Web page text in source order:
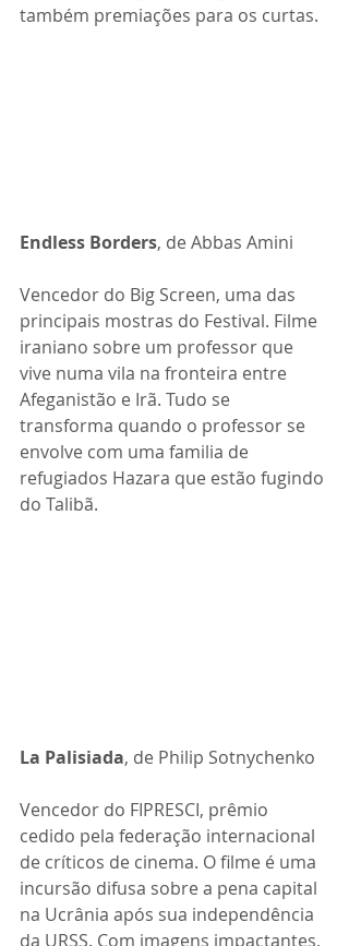
também premiações para os curtas.
Endless Borders, de Abbas Amini
Vencedor do Big Screen, uma das
principais mostras do Festival. Filme
iraniano sobre um professor que
vive numa vila na fronteira entre
Afeganistão e Irã. Tudo se
transforma quando o professor se
envolve com uma familia de
refugiados Hazara que estão fugindo
do Talibã.
La Palisiada, de Philip Sotnychenko
Vencedor do FIPRESCI, prêmio
cedido pela federação internacional
de críticos de cinema. O filme é uma
incursão difusa sobre a pena capital
na Ucrânia após sua independência
da URSS. Com imagens impactantes,